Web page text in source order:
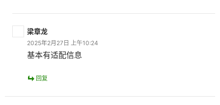
梁章龙
2025年2月27日 上午10:24
基本有适配信息
回复